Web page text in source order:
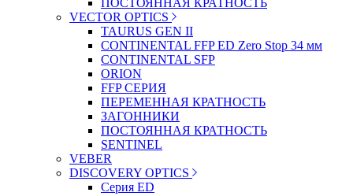
ПОСТОЯННАЯ КРАТНОСТЬ
VECTOR OPTICS
TAURUS GEN II
CONTINENTAL FFP ED Zero Stop 34 мм
CONTINENTAL SFP
ORION
FFP СЕРИЯ
ПЕРЕМЕННАЯ КРАТНОСТЬ
ЗАГОННИКИ
ПОСТОЯННАЯ КРАТНОСТЬ
SENTINEL
VEBER
DISCOVERY OPTICS
Серия ED